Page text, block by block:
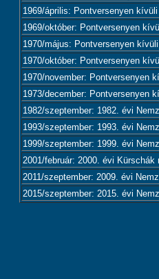
1969/április: Pontversenyen kívüli
1969/október: Pontversenyen
1970/május: Pontversenyen
1970/október: Pontversenyen
1970/november: Pontversenyen
1973/december: Pontversenyen
1982/szeptember: 1982. évi
1993/szeptember: 1993. évi
1999/szeptember: 1999. évi
2001/február: 2000. évi
2011/szeptember: 2009. évi
2015/szeptember: 2015. évi